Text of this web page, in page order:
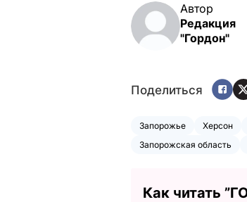
Автор
Редакция
"Гордон"
Поделиться
Запорожье Херсон
Запорожская область
Как читать